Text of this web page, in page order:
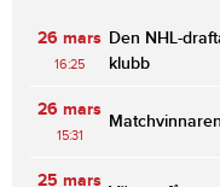
26 mars
16:25
Den NHL-
klubb
26 mars
15:31
25 mars